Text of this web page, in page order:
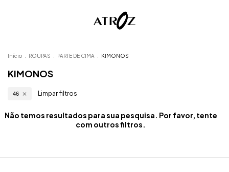
Início ROUPAS PARTE DE CIMA KIMONOS
KIMONOS
46 Limpar filtros
Não temos resultados para sua pesquisa. Por favor, tente
com outros filtros.